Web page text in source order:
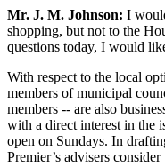
Mr. J. M. Johnson: I
shopping, but not to the
questions today, I would
With respect to the local
members of municipal
members -- are also
with a direct interest in the
open on Sundays. In
Premier’s advisers